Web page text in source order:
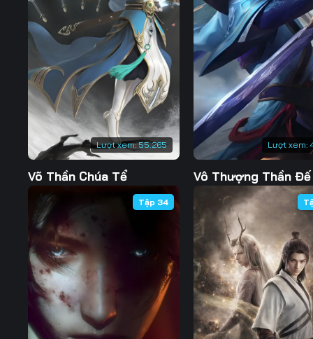
Tập 120 Tập 121 Tập 122
Tập 127 Tập 128 Tập 129
Tập 134 Tập 135 Tập 136
Tập 141 Tập 142 Tập 143
Tập 148 Tập 149 Tập 150
Tập 155
Tập 163 Tập 164
Tập 169 Tập 171
Tập 176 Tập 177 Tập 178
Tập 183 Tập 184 Tập 185
Tập 190 Tập 191 Tập 192
Lượt xem:55.265
Võ Thần Chúa Tể
Lượt xem:
Vô Thượng Thần Đế
Tập 34